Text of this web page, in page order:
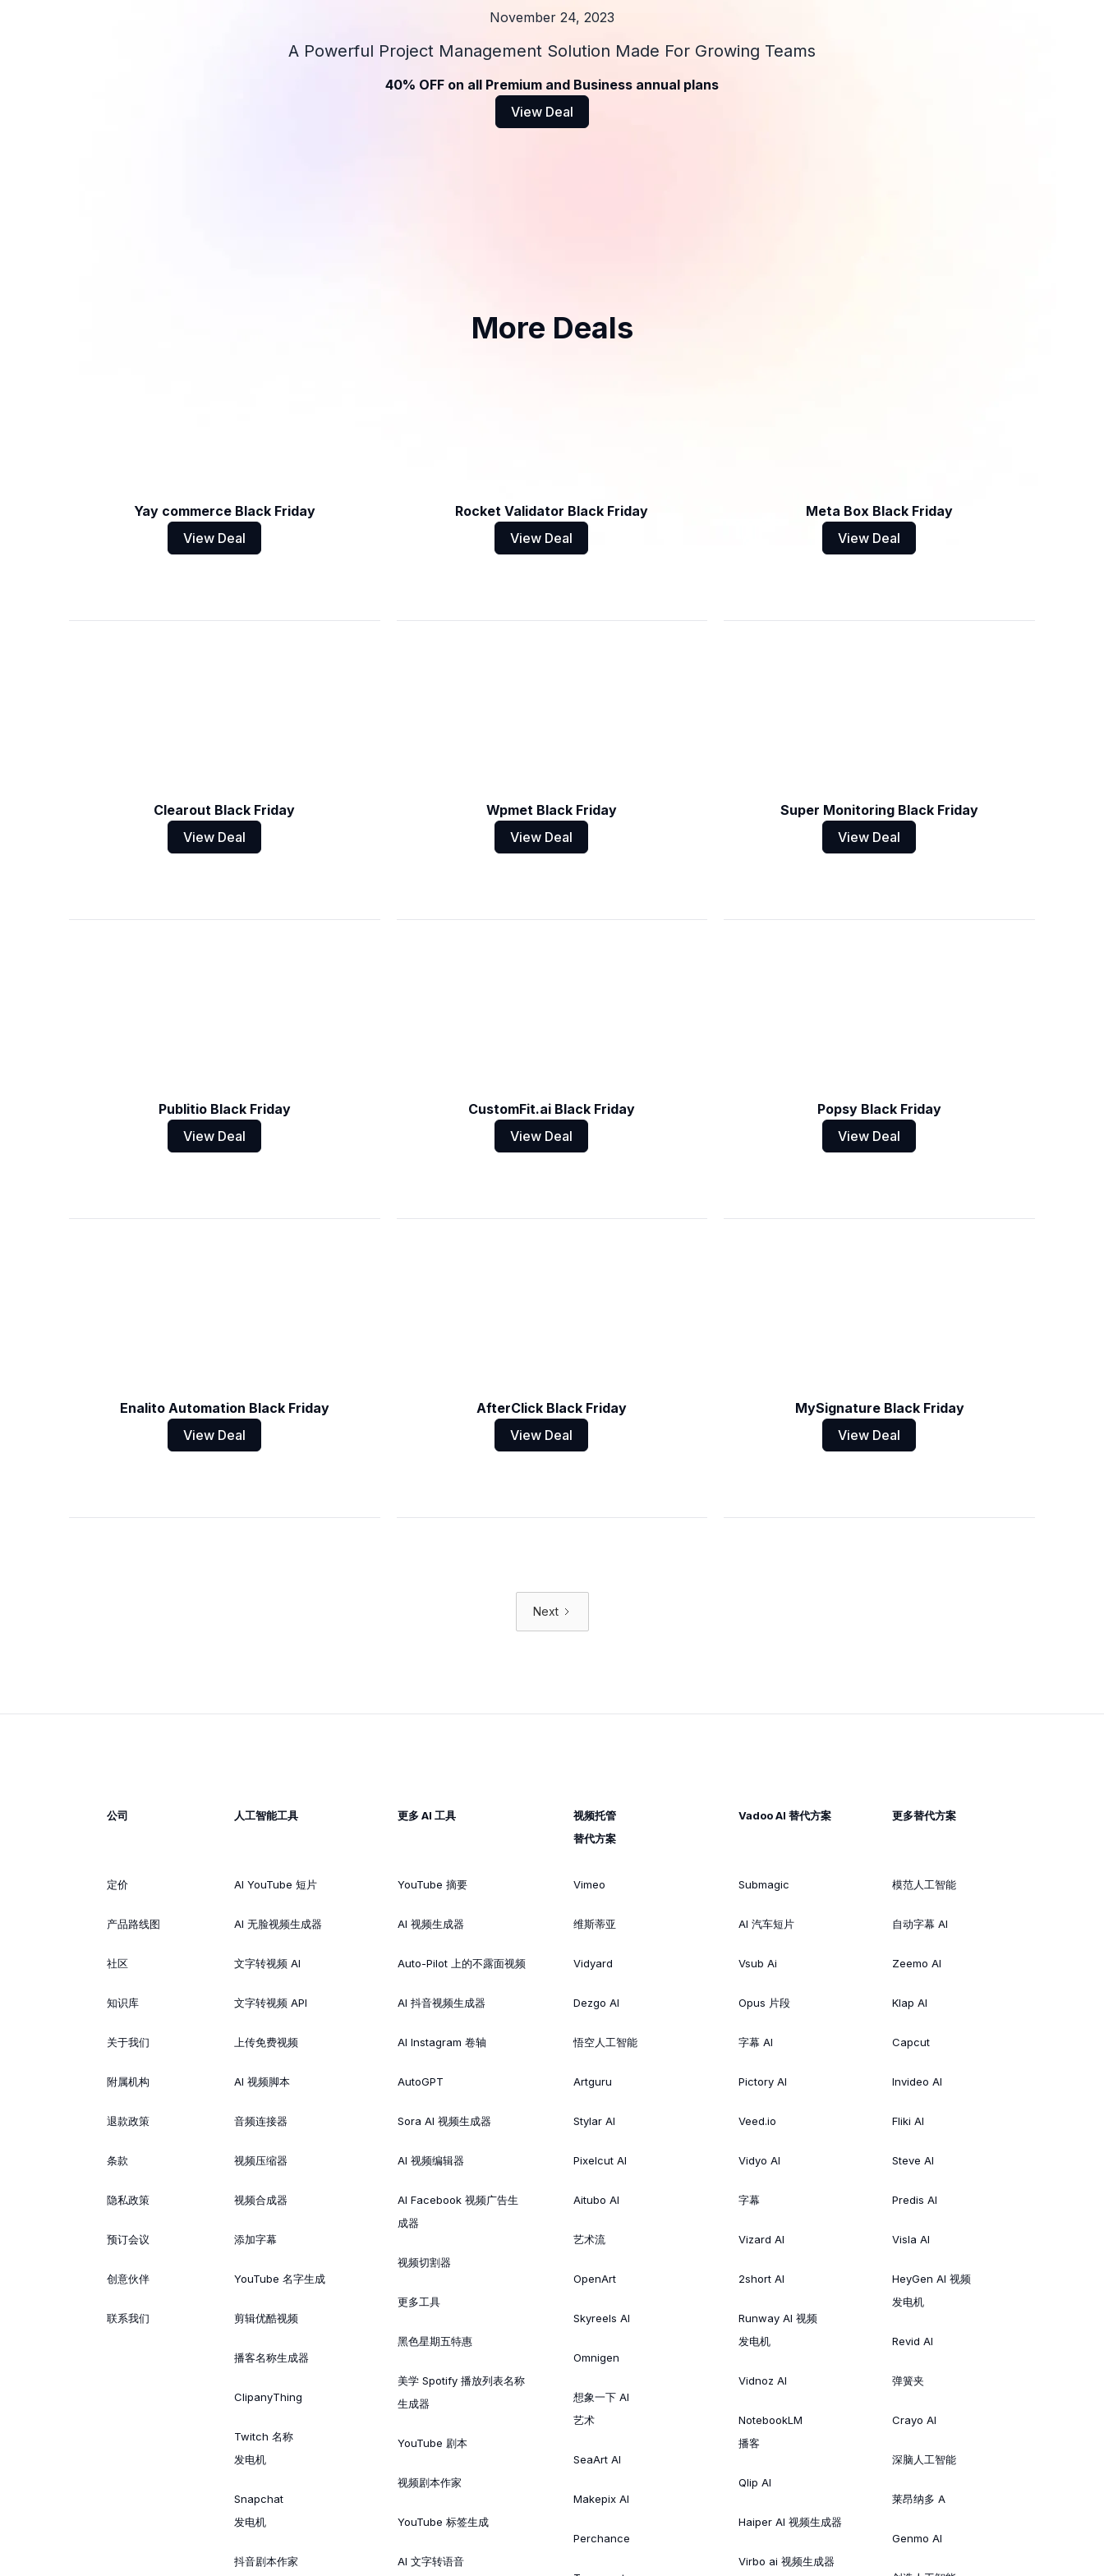
November 24, 2023
A Powerful Project Management Solution Made For Growing Teams
40% OFF on all Premium and Business annual plans
View Deal
More Deals
Yay commerce Black Friday
View Deal
Rocket Validator Black Friday
View Deal
Meta Box Black Friday
View Deal
Clearout Black Friday
View Deal
Wpmet Black Friday
View Deal
Super Monitoring Black Friday
View Deal
Publitio Black Friday
View Deal
CustomFit.ai Black Friday
View Deal
Popsy Black Friday
View Deal
Enalito Automation Black Friday
View Deal
AfterClick Black Friday
View Deal
MySignature Black Friday
View Deal
Next
公司
定价
产品路线图
社区
知识库
关于我们
附属机构
退款政策
条款
隐私政策
预订会议
创意伙伴
联系我们
人工智能工具
AI YouTube 短片
AI 无脸视频生成器
文字转视频 AI
文字转视频 API
上传免费视频
AI 视频脚本
音频连接器
视频压缩器
视频合成器
添加字幕
YouTube 名字生成
剪辑优酷视频
播客名称生成器
ClipanyThing
Twitch 名称
发电机
Snapchat
发电机
抖音剧本作家
更多 AI 工具
YouTube 摘要
AI 视频生成器
Auto-Pilot 上的不露面视频
AI 抖音视频生成器
AI Instagram 卷轴
AutoGPT
Sora AI 视频生成器
AI 视频编辑器
AI Facebook 视频广告生
成器
视频切割器
更多工具
黑色星期五特惠
美学 Spotify 播放列表名称
生成器
YouTube 剧本
视频剧本作家
YouTube 标签生成
AI 文字转语音
视频托管
替代方案
Vimeo
维斯蒂亚
Vidyard
Dezgo AI
悟空人工智能
Artguru
Stylar AI
Pixelcut AI
Aitubo AI
艺术流
OpenArt
Skyreels AI
Omnigen
想象一下 AI
艺术
SeaArt AI
Makepix AI
Perchance
Vadoo AI 替代方案
Submagic
AI 汽车短片
Vsub Ai
Opus 片段
字幕 AI
Pictory AI
Veed.io
Vidyo AI
字幕
Vizard AI
2short AI
Runway AI 视频
发电机
Vidnoz AI
NotebookLM
播客
Qlip AI
Haiper AI 视频生成器
Virbo ai 视频生成器
更多替代方案
模范人工智能
自动字幕 AI
Zeemo AI
Klap AI
Capcut
Invideo AI
Fliki AI
Steve AI
Predis AI
Visla AI
HeyGen AI 视频
发电机
Revid AI
弹簧夹
Crayo AI
深脑人工智能
莱昂纳多 A
Genmo AI